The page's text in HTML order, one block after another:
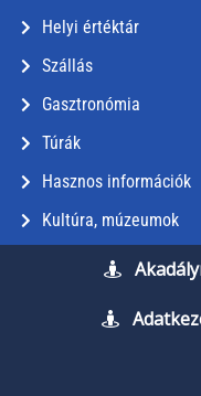
Helyi értéktár
Szállás
Gasztronómia
Túrák
Hasznos információk
Kultúra, múzeumok